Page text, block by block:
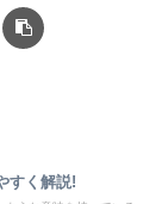
すく解説!